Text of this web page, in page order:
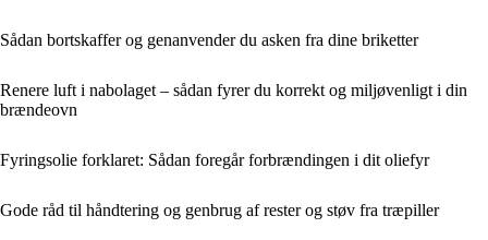
Sådan bortskaffer og genanvender du asken fra dine briketter
Renere luft i nabolaget – sådan fyrer du korrekt og miljøvenligt i din
brændeovn
Fyringsolie forklaret: Sådan foregår forbrændingen i dit oliefyr
Gode råd til håndtering og genbrug af rester og støv fra træpiller